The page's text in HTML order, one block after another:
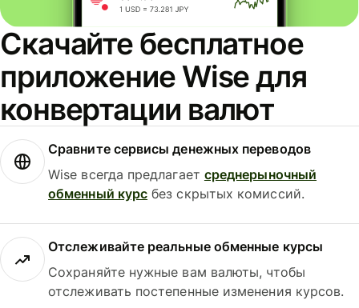
Скачайте бесплатное
приложение Wise для
конвертации валют
Сравните сервисы денежных переводов
Wise всегда предлагает среднерыночный
обменный курс без скрытых комиссий.
Отслеживайте реальные обменные курсы
Сохраняйте нужные вам валюты, чтобы
отслеживать постепенные изменения курсов.